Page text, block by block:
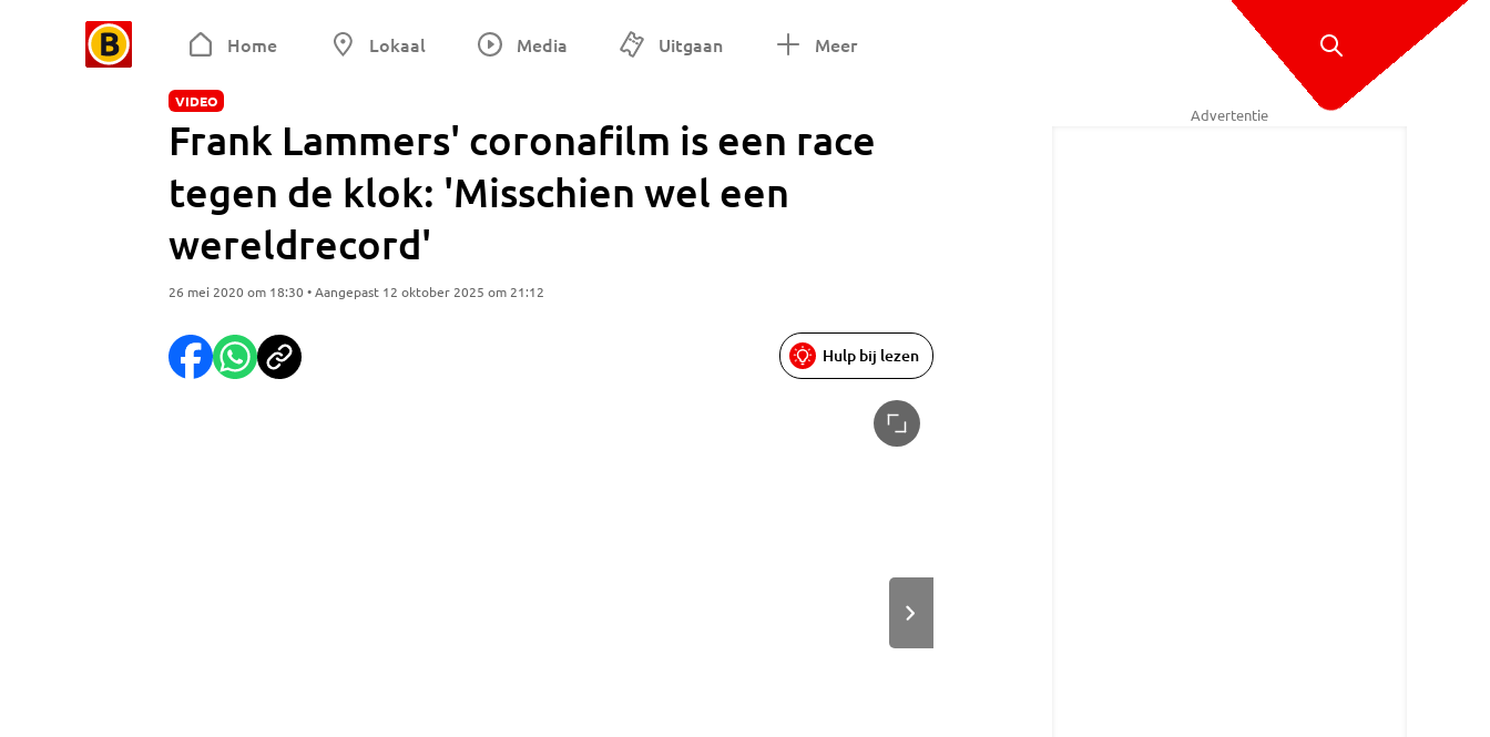
Home Lokaal Media Uitgaan Meer
VIDEO
Frank Lammers' coronafilm is een race
tegen de klok: 'Misschien wel een
wereldrecord'
26 mei 2020 om 18:30 • Aangepast 12 oktober 2025 om 21:12
Hulp bij lezen
Advertentie